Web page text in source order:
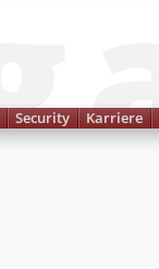
Security Karriere